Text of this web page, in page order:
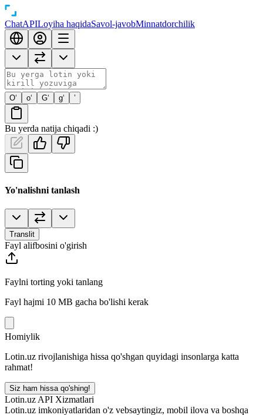
ChatAPILoyiha haqidaSavol-javobMinnatdorchilik
O‘ o‘ G‘ g‘ ’
Bu yerda natija chiqadi :)
Yo'nalishni tanlash
Translit
Fayl alifbosini o'girish
Faylni torting yoki tanlang
Fayl hajmi 10 MB gacha bo'lishi kerak
Homiylik
Lotin.uz rivojlanishiga hissa qo'shgan quyidagi insonlarga katta
rahmat!
Siz ham hissa qo'shing!
Lotin.uz API Xizmatlari
Lotin.uz imkoniyatlaridan o'z vebsaytingiz, mobil ilova va boshqa